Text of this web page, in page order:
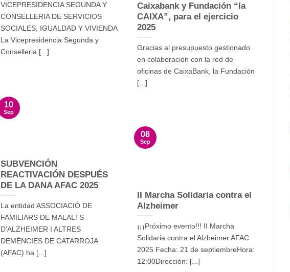
VICEPRESIDENCIA SEGUNDA Y
CONSELLERIA DE SERVICIOS
SOCIALES, IGUALDAD Y VIVIENDA
La Vicepresidencia Segunda y
Conselleria [...]
Caixabank y Fundación “la
CAIXA”, para el ejercicio
2025
Gracias al presupuesto gestionado
en colaboración con la red de
oficinas de CaixaBank, la Fundación
[...]
SUBVENCIÓN
REACTIVACIÓN DESPUÉS
DE LA DANA AFAC 2025
La entidad ASSOCIACIÓ DE
FAMILIARS DE MALALTS
D’ALZHEIMER I ALTRES
DEMÈNCIES DE CATARROJA
(AFAC) ha [...]
10
Sep
II Marcha Solidaria contra el
Alzheimer
¡¡¡Próximo evento!!! II Marcha
Solidaria contra el Alzheimer AFAC
2025 Fecha: 21 de septiembreHora:
12:00Dirección: [...]
08
Sep